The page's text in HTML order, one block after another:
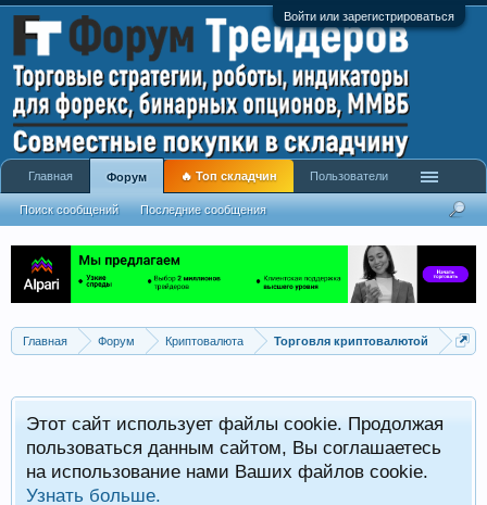
Войти или зарегистрироваться
Главная Форум Криптовалюта Торговля криптовалютой
Этот сайт использует файлы cookie. Продолжая
пользоваться данным сайтом, Вы соглашаетесь
на использование нами Ваших файлов cookie.
Узнать больше.
Главная Форум
Поиск сообщений Последние сообщения
🔥 Топ складчин Пользователи